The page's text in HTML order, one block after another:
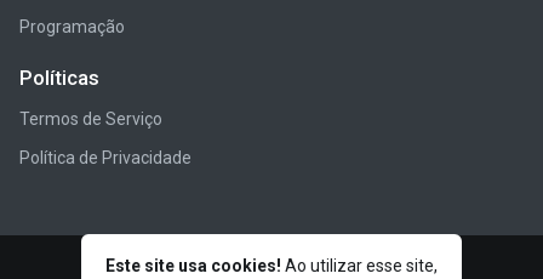
Programação
Políticas
Termos de Serviço
Política de Privacidade
Este site usa cookies! Ao utilizar esse site,